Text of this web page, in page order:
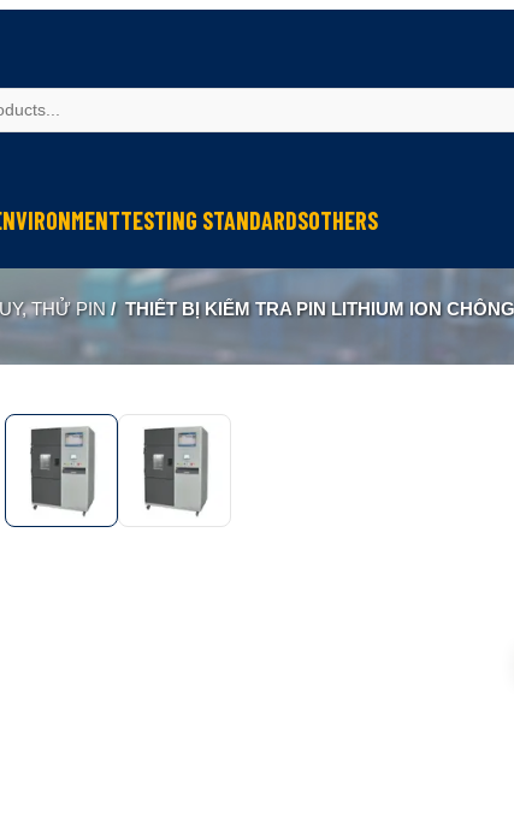
Weather Testing
Climate & Environment Chamber
Sound & Vibration
Air Quality
TESTING STANDARDS
IEC Testing
Fire Resistance Testing
Sound & Vibration
Air Quality
OTHERS
Cable Testing
Geometry
Optical Instruments
Ultrasonic
THỬ PIN / THIẾT BỊ KIỂM TRA PIN LITHIUM ION CHỐNG CHÁY NỔ CHO NGẮN MẠCH CƯỠNG BỨC BÊN TRONG / EXPLOSION PROOF LITHIUM ION BATTERY